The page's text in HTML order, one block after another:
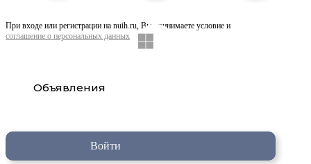
При входе или регистрации на nuih.ru, Вы принимаете условие и
соглашение о персональных данных
Объявления
Войти